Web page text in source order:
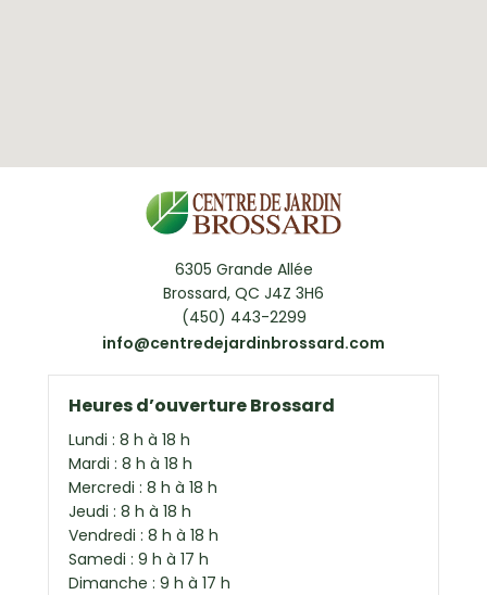
6305 Grande Allée
Brossard, QC J4Z 3H6
(450) 443-2299
info@centredejardinbrossard.com
Heures d’ouverture Brossard
Lundi : 8 h à 18 h
Mardi : 8 h à 18 h
Mercredi : 8 h à 18 h
Jeudi : 8 h à 18 h
Vendredi : 8 h à 18 h
Samedi : 9 h à 17 h
Dimanche : 9 h à 17 h